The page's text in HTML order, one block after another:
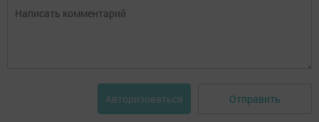
Авторизоваться Отправить